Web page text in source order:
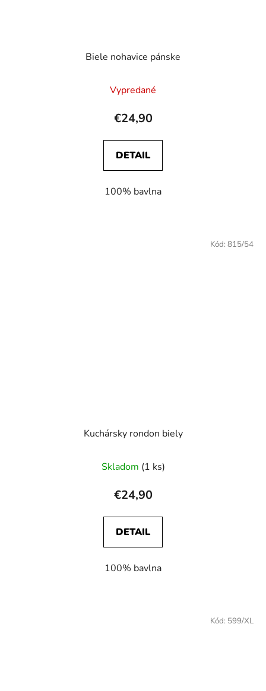
Biele nohavice pánske
Vypredané
€24,90
DETAIL
100% bavlna
Kuchársky rondon biely
Skladom (1 ks)
€24,90
DETAIL
100% bavlna
Kód: 815/54
Kód: 599/XL